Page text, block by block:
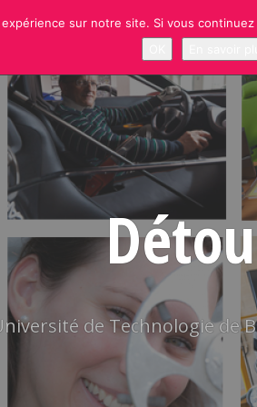
SITE OFFICIEL UTBM
de Technologie de
sur notre site. Si vous